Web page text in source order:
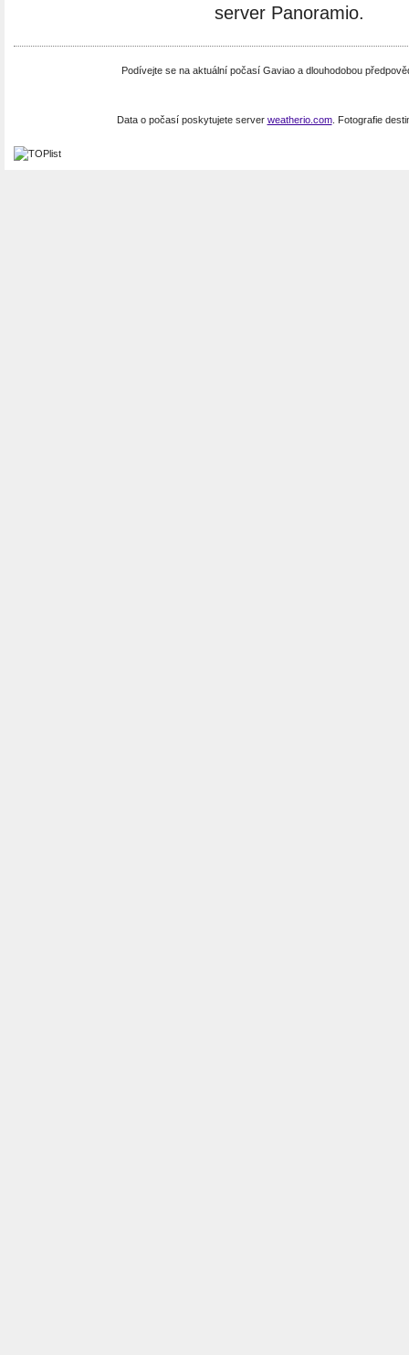
server Panoramio.
Podívejte se na aktuální počasí Gaviao a dlouhodobou
Data o počasí poskytujete server weatherio.com. Fotografie